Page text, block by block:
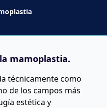
mamoplastia.
técnicamente como
de los campos más
estética y